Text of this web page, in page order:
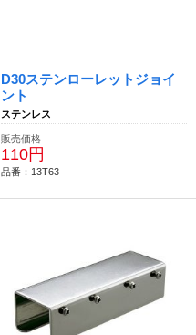
D30ステンローレットジョイ
ント
ステンレス
販売価格
110円
品番：13T63